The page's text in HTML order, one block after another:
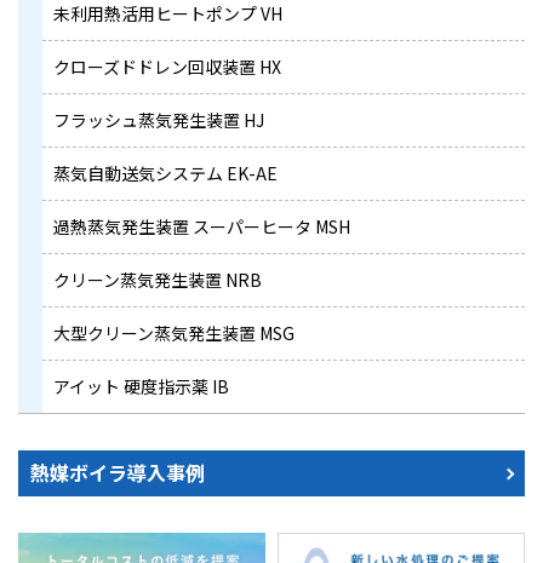
未利用熱活用ヒートポンプ VH
クローズドドレン回収装置 HX
フラッシュ蒸気発生装置 HJ
蒸気自動送気システム EK-AE
過熱蒸気発生装置 スーパーヒータ MSH
クリーン蒸気発生装置 NRB
大型クリーン蒸気発生装置 MSG
アイット 硬度指示薬 IB
熱媒ボイラ導入事例